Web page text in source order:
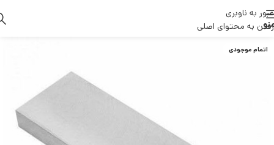
عبور به ناوبری
رفتن به محتوای اصلی
اتمام موجودی